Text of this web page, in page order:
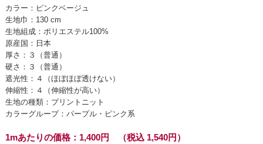
カラー：ピンクベージュ
生地巾：130 cm
生地組成：ポリエステル100%
原産国：日本
厚さ：３（普通）
硬さ：３（普通）
遮光性：４（ほぼほぼ透けない）
伸縮性：４（伸縮性が高い）
生地の種類：プリントニット
カラーグループ：パープル・ピンク系
1mあたりの価格：1,400円 （税込 1,540円）